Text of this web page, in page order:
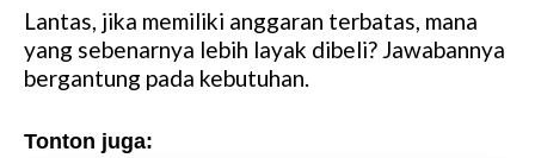
Lantas, jika memiliki anggaran terbatas, mana
yang sebenarnya lebih layak dibeli? Jawabannya
bergantung pada kebutuhan.
Tonton juga: